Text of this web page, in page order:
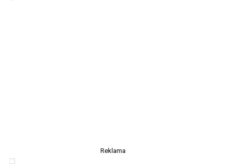
Reklama